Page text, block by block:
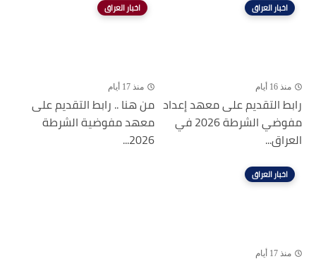
اخبار العراق
منذ 16 أيام
رابط التقديم على معهد إعداد
مفوضي الشرطة 2026 في
العراق...
اخبار العراق
منذ 17 أيام
من هنا .. رابط التقديم على
معهد مفوضية الشرطة
2026...
اخبار العراق
منذ 17 أيام